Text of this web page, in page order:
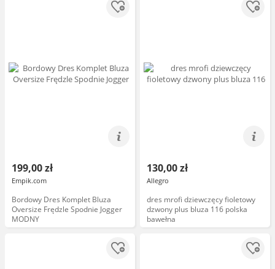
199,00 zł
Empik.com
Bordowy Dres Komplet Bluza
Oversize Frędzle Spodnie Jogger
MODNY
130,00 zł
Allegro
dres mrofi dziewczęcy fioletowy
dzwony plus bluza 116 polska
bawełna